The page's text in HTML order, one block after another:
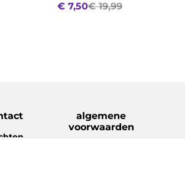
€ 7,50€ 19,99
algemene
voorwaarden